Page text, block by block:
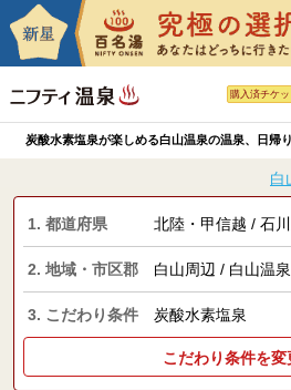
購入済チケ
炭酸水素塩泉が楽しめる白山温泉の温泉、日帰
白
1. 都道府県 北陸・甲信越 / 石
2. 地域・市区郡 白山周辺 / 白山温泉
3. こだわり条件 炭酸水素塩泉
こだわり条件を変